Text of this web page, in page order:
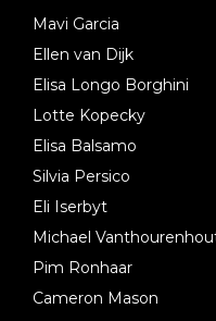
Mavi Garcia
Ellen van Dijk
Elisa Longo Borghini
Lotte Kopecky
Elisa Balsamo
Silvia Persico
Eli Iserbyt
Michael
Pim Ronhaar
Cameron Mason